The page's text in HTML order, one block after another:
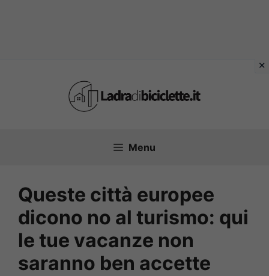
Menu
Queste città europee
dicono no al turismo: qui
le tue vacanze non
saranno ben accette